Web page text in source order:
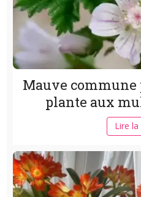
Mauve
plante aux
Lire la